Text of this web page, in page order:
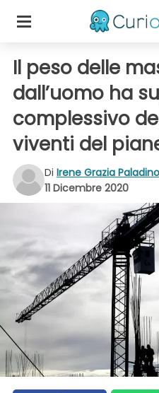
Il peso delle
dall’uomo ha
complessivo
viventi del
Di Irene Grazia Paladino
11 Dicembre 2020